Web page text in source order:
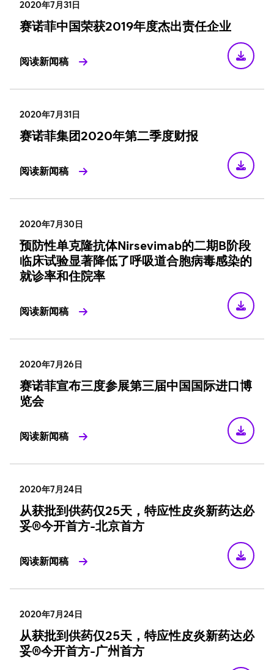
2020年7月31日
赛诺菲中国荣获2019年度杰出责任企业
阅读新闻稿
2020年7月31日
赛诺菲集团2020年第二季度财报
阅读新闻稿
2020年7月30日
预防性单克隆抗体Nirsevimab的二期B阶段
临床试验显著降低了呼吸道合胞病毒感染的
就诊率和住院率
阅读新闻稿
2020年7月26日
赛诺菲宣布三度参展第三届中国国际进口博
览会
阅读新闻稿
2020年7月24日
从获批到供药仅25天，特应性皮炎新药达必
妥®今开首方-北京首方
阅读新闻稿
2020年7月24日
从获批到供药仅25天，特应性皮炎新药达必
妥®今开首方-广州首方